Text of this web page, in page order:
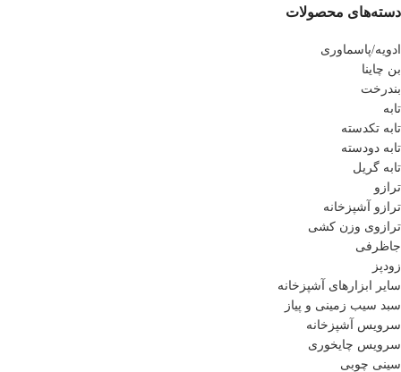
دسته‌های محصولات
ادویه/پاسماوری
بن چاینا
بندرخت
تابه
تابه تکدسته
تابه دودسته
تابه گریل
ترازو
ترازو آشپزخانه
ترازوی وزن کشی
جاظرفی
زودپز
سایر ابزارهای آشپزخانه
سبد سیب زمینی و پیاز
سرویس آشپزخانه
سرویس چایخوری
سینی چوبی